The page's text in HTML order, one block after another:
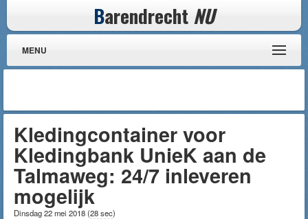
Barendrecht NU
MENU
Kledingcontainer voor
Kledingbank UnieK aan de
Talmaweg: 24/7 inleveren
mogelijk
Dinsdag 22 mei 2018(28 sec)